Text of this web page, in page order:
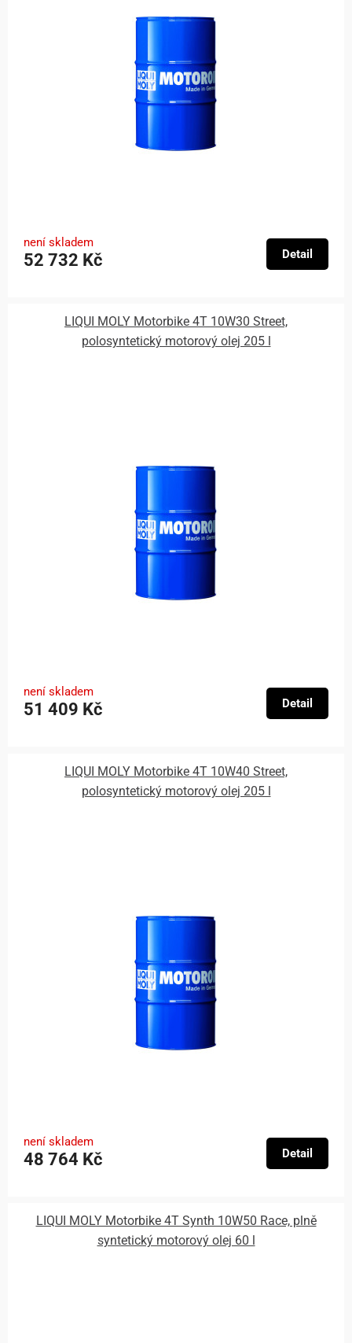
není skladem
52 732 Kč Detail
LIQUI MOLY Motorbike 4T 10W30 Street,
polosyntetický motorový olej 205 l
není skladem
51 409 Kč Detail
LIQUI MOLY Motorbike 4T 10W40 Street,
polosyntetický motorový olej 205 l
není skladem
48 764 Kč Detail
LIQUI MOLY Motorbike 4T Synth 10W50 Race, plně
syntetický motorový olej 60 l